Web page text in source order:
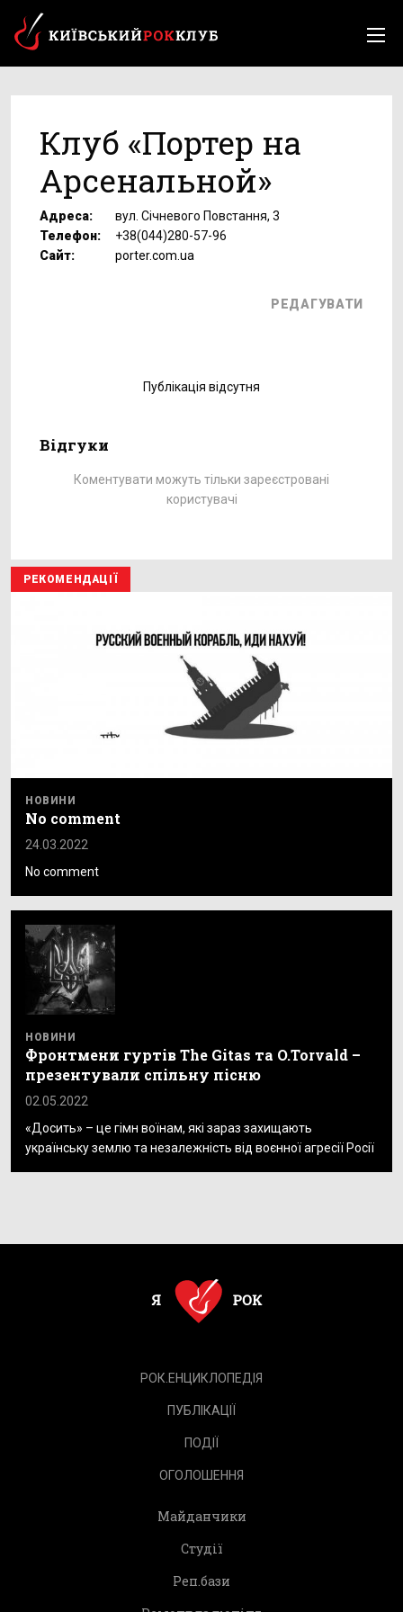
Клуб «Портер на
Арсенальной»
Адреса:
вул. Січневого Повстання, 3
Телефон:
+38(044)280-57-96
Сайт:
porter.com.ua
РЕДАГУВАТИ
Публікація відсутня
Відгуки
Коментувати можуть тільки зареєстровані
користувачі
РЕКОМЕНДАЦІЇ
НОВИНИ
No comment
24.03.2022
No comment
НОВИНИ
Фронтмени гуртів The Gitas та O.Torvald –
презентували спільну пісню
02.05.2022
«Досить» – це гімн воїнам, які зараз захищають
українську землю та незалежність від воєнної агресії Росії
РОК.ЕНЦИКЛОПЕДІЯ
ПУБЛІКАЦІЇ
ПОДІЇ
ОГОЛОШЕННЯ
Майданчики
Студії
Реп.бази